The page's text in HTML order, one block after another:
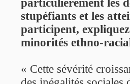
stupéfiants et les
participent,
minorités ethno-
« Cette sévérité